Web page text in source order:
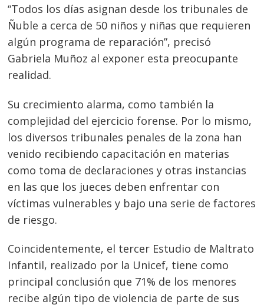
“Todos los días asignan desde los tribunales de
Ñuble a cerca de 50 niños y niñas que requieren
algún programa de reparación”, precisó
Gabriela Muñoz al exponer esta preocupante
realidad.
Su crecimiento alarma, como también la
complejidad del ejercicio forense. Por lo mismo,
los diversos tribunales penales de la zona han
venido recibiendo capacitación en materias
como toma de declaraciones y otras instancias
en las que los jueces deben enfrentar con
víctimas vulnerables y bajo una serie de factores
de riesgo.
Coincidentemente, el tercer Estudio de Maltrato
Infantil, realizado por la Unicef, tiene como
principal conclusión que 71% de los menores
recibe algún tipo de violencia de parte de sus